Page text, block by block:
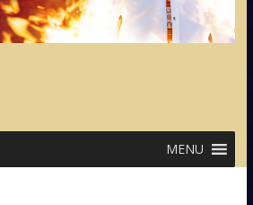
MENU